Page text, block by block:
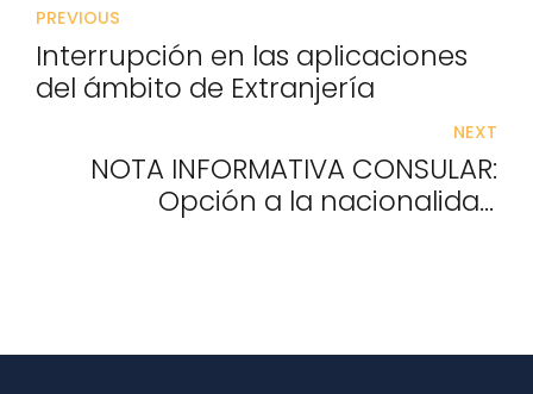
PREVIOUS
Interrupción en las aplicaciones
del ámbito de Extranjería
NEXT
NOTA INFORMATIVA CONSULAR:
Opción a la nacionalidad